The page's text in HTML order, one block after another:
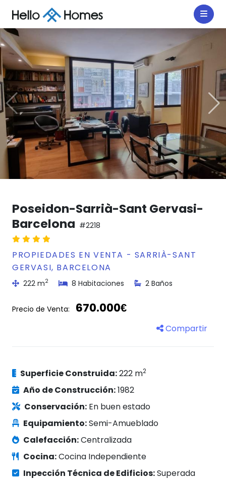
Poseidon-Sarrià-Sant Gervasi-
Barcelona #2218
PROPIEDADES EN VENTA - SARRIÀ-SANT
GERVASI, BARCELONA
222 m2 8 Habitaciones 2 Baños
Precio de Venta: 670.000€
Compartir
Superficie Construida:222 m2
Año de Construcción:1982
Conservación: En buen estado
Equipamiento:Semi-Amueblado
Calefacción:Centralizada
Cocina:Cocina Independiente
Inpección Técnica de Edificios:Superada